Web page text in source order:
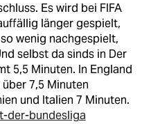
Es wird bei FIFA
länger gespielt,
wenig nachgespielt,
selbst da sinds in Der
5,5 Minuten. In England
7,5 Minuten
und Italien 7 Minuten.
der-bundesliga